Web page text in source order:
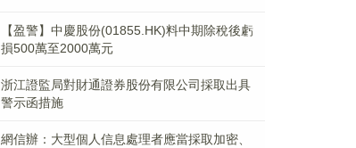
【盈警】中慶股份(01855.HK)料中期除稅後虧
損500萬至2000萬元
浙江證監局對財通證券股份有限公司採取出具
警示函措施
網信辦：大型個人信息處理者應當採取加密、